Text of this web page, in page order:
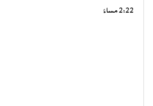
2:22 مساءً